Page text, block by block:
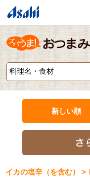
新しい順
イカの塩辛（を含む）